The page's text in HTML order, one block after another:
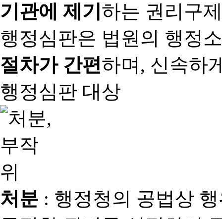
기관에 제기하는 권리구
행정심판은 법원의 행정
절차가 간편하며, 신속하
행정심판 대상
처분 : 행정청의 공법상